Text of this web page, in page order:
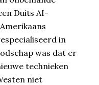
Duits AI-
in
was dat er
technieken
niet